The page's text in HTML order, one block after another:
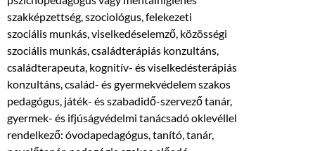
szakképzettség, szociológus, felekezeti
szociális munkás, viselkedéselemző, közösségi
szociális munkás, családterápiás konzultáns,
családterapeuta, kognitív- és viselkedésterápiás
konzultáns, család- és gyermekvédelem szakos
pedagógus, játék- és szabadidő-szervező tanár,
gyermek- és ifjúságvédelmi tanácsadó oklevéllel
rendelkező: óvodapedagógus, tanító, tanár,